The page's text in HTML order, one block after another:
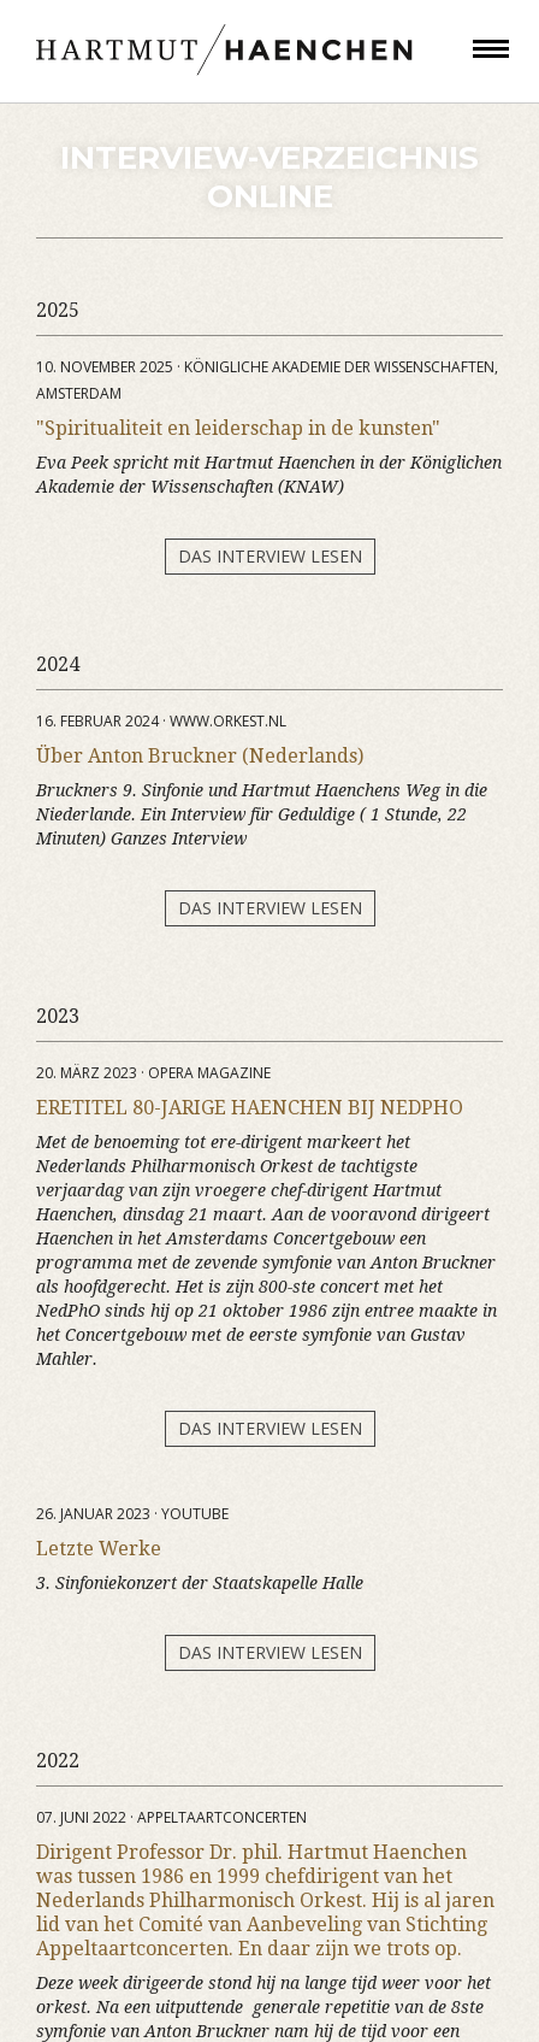
INTERVIEW-VERZEICHNIS
ONLINE
2025
10. NOVEMBER 2025 · KÖNIGLICHE AKADEMIE DER WISSENSCHAFTEN,
AMSTERDAM
"Spiritualiteit en leiderschap in de kunsten"
Eva Peek spricht mit Hartmut Haenchen in der Königlichen
Akademie der Wissenschaften (KNAW)
DAS INTERVIEW LESEN
2024
16. FEBRUAR 2024 · WWW.ORKEST.NL
Über Anton Bruckner (Nederlands)
Bruckners 9. Sinfonie und Hartmut Haenchens Weg in die
Niederlande. Ein Interview für Geduldige ( 1 Stunde, 22
Minuten) Ganzes Interview
DAS INTERVIEW LESEN
2023
20. MÄRZ 2023 · OPERA MAGAZINE
ERETITEL 80-JARIGE HAENCHEN BIJ NEDPHO
Met de benoeming tot ere-dirigent markeert het
Nederlands Philharmonisch Orkest de tachtigste
verjaardag van zijn vroegere chef-dirigent Hartmut
Haenchen, dinsdag 21 maart. Aan de vooravond dirigeert
Haenchen in het Amsterdams Concertgebouw een
programma met de zevende symfonie van Anton Bruckner
als hoofdgerecht. Het is zijn 800-ste concert met het
NedPhO sinds hij op 21 oktober 1986 zijn entree maakte in
het Concertgebouw met de eerste symfonie van Gustav
Mahler.
DAS INTERVIEW LESEN
26. JANUAR 2023 · YOUTUBE
Letzte Werke
3. Sinfoniekonzert der Staatskapelle Halle
DAS INTERVIEW LESEN
2022
07. JUNI 2022 · APPELTAARTCONCERTEN
Dirigent Professor Dr. phil. Hartmut Haenchen
was tussen 1986 en 1999 chefdirigent van het
Nederlands Philharmonisch Orkest. Hij is al jaren
lid van het Comité van Aanbeveling van Stichting
Appeltaartconcerten. En daar zijn we trots op.
Deze week dirigeerde stond hij na lange tijd weer voor het
orkest. Na een uitputtende generale repetitie van de 8ste
symfonie van Anton Bruckner nam hij de tijd voor een